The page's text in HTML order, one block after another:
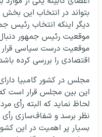
بتواند در انتخاب این
دیگر اینکه انتخاب رئیس
موقعیت رئیس جمهور
موقعیت درست سیاسی قرار
اقتصادی را بررسی کرده
لحاظ نماید که البته رأی
نظر برسد و شفاف‌سازی
بسیار پر اهمیت در این